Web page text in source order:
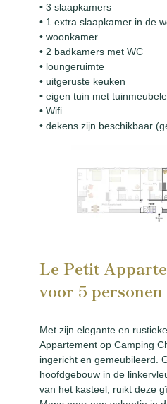
• 3 slaapkamers
• 1 extra slaapkamer in de
• woonkamer
• 2 badkamers met WC
• loungeruimte
• uitgeruste keuken
• eigen tuin met
• Wifi
• dekens zijn beschikbaar
Le Petit
voor 5 personen
Met zijn elegante en
Appartement op Camping
ingericht en gemeubileerd.
hoofdgebouw in de
van het kasteel, ruikt deze